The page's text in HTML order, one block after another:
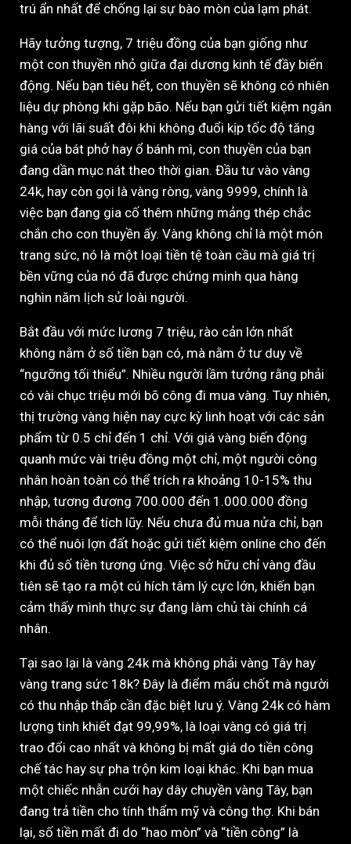
trú ẩn nhất để chống lại sự bào mòn của lạm phát.
Hãy tưởng tượng, 7 triệu đồng của bạn giống như
một con thuyền nhỏ giữa đại dương kinh tế đầy biến
động. Nếu bạn tiêu hết, con thuyền sẽ không có nhiên
liệu dự phòng khi gặp bão. Nếu bạn gửi tiết kiệm ngân
hàng với lãi suất đôi khi không đuổi kịp tốc độ tăng
giá của bát phở hay ổ bánh mì, con thuyền của bạn
đang dần mục nát theo thời gian. Đầu tư vào vàng
24k, hay còn gọi là vàng ròng, vàng 9999, chính là
việc bạn đang gia cố thêm những mảng thép chắc
chắn cho con thuyền ấy. Vàng không chỉ là một món
trang sức, nó là một loại tiền tệ toàn cầu mà giá trị
bền vững của nó đã được chứng minh qua hàng
nghìn năm lịch sử loài người.
Bắt đầu với mức lương 7 triệu, rào cản lớn nhất
không nằm ở số tiền bạn có, mà nằm ở tư duy về
“ngưỡng tối thiểu”. Nhiều người lầm tưởng rằng phải
có vài chục triệu mới bõ công đi mua vàng. Tuy nhiên,
thị trường vàng hiện nay cực kỳ linh hoạt với các sản
phẩm từ 0.5 chỉ đến 1 chỉ. Với giá vàng biến động
quanh mức vài triệu đồng một chỉ, một người công
nhân hoàn toàn có thể trích ra khoảng 10-15% thu
nhập, tương đương 700.000 đến 1.000.000 đồng
mỗi tháng để tích lũy. Nếu chưa đủ mua nửa chỉ, bạn
có thể nuôi lợn đất hoặc gửi tiết kiệm online cho đến
khi đủ số tiền tương ứng. Việc sở hữu chỉ vàng đầu
tiên sẽ tạo ra một cú hích tâm lý cực lớn, khiến bạn
cảm thấy mình thực sự đang làm chủ tài chính cá
nhân.
Tại sao lại là vàng 24k mà không phải vàng Tây hay
vàng trang sức 18k? Đây là điểm mấu chốt mà người
có thu nhập thấp cần đặc biệt lưu ý. Vàng 24k có hàm
lượng tinh khiết đạt 99,99%, là loại vàng có giá trị
trao đổi cao nhất và không bị mất giá do tiền công
chế tác hay sự pha trộn kim loại khác. Khi bạn mua
một chiếc nhẫn cưới hay dây chuyền vàng Tây, bạn
đang trả tiền cho tính thẩm mỹ và công thợ. Khi bán
lại, số tiền mất đi do “hao mòn” và “tiền công” là